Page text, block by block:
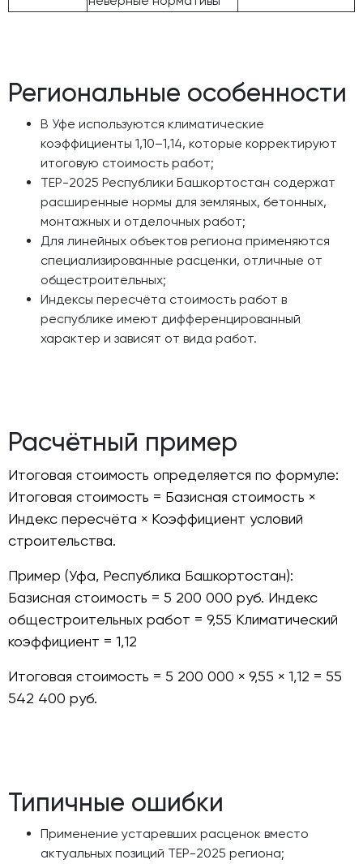
Региональные особенности
В Уфе используются климатические
коэффициенты 1,10–1,14, которые корректируют
итоговую стоимость работ;
ТЕР-2025 Республики Башкортостан содержат
расширенные нормы для земляных, бетонных,
монтажных и отделочных работ;
Для линейных объектов региона применяются
специализированные расценки, отличные от
общестроительных;
Индексы пересчёта стоимость работ в
республике имеют дифференцированный
характер и зависят от вида работ.
Расчётный пример
Итоговая стоимость определяется по формуле:
Итоговая стоимость = Базисная стоимость ×
Индекс пересчёта × Коэффициент условий
строительства.
Пример (Уфа, Республика Башкортостан):
Базисная стоимость = 5 200 000 руб. Индекс
общестроительных работ = 9,55 Климатический
коэффициент = 1,12
Итоговая стоимость = 5 200 000 × 9,55 × 1,12 = 55
542 400 руб.
Типичные ошибки
Применение устаревших расценок вместо
актуальных позиций ТЕР-2025 региона;